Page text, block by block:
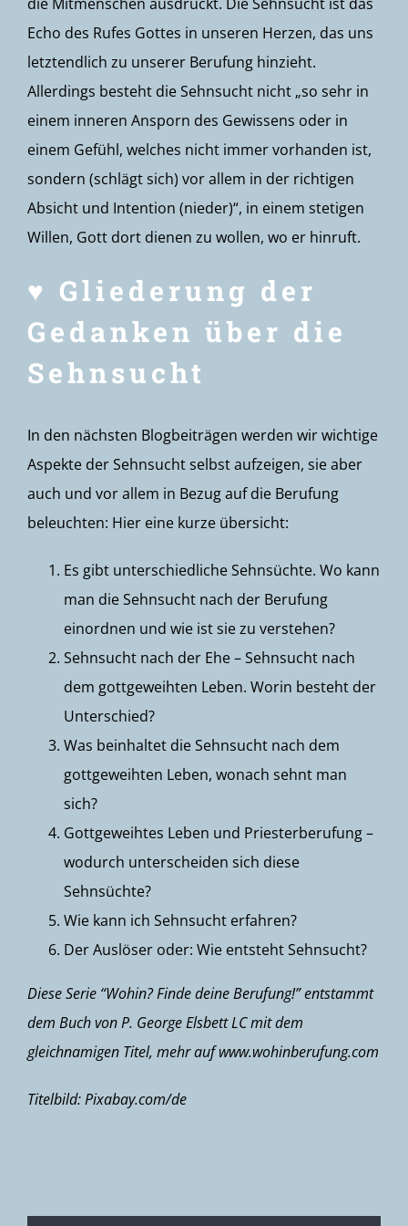
Echo des Rufes Gottes in unseren Herzen, das uns
letztendlich zu unserer Berufung hinzieht.
Allerdings besteht die Sehnsucht nicht „so sehr in
einem inneren Ansporn des Gewissens oder in
einem Gefühl, welches nicht immer vorhanden ist,
sondern (schlägt sich) vor allem in der richtigen
Absicht und Intention (nieder)“, in einem stetigen
Willen, Gott dort dienen zu wollen, wo er hinruft.
♥ Gliederung der
Gedanken über die
Sehnsucht
In den nächsten Blogbeiträgen werden wir wichtige
Aspekte der Sehnsucht selbst aufzeigen, sie aber
auch und vor allem in Bezug auf die Berufung
beleuchten: Hier eine kurze übersicht:
Es gibt unterschiedliche Sehnsüchte. Wo kann
man die Sehnsucht nach der Berufung
einordnen und wie ist sie zu verstehen?
Sehnsucht nach der Ehe – Sehnsucht nach
dem gottgeweihten Leben. Worin besteht der
Unterschied?
Was beinhaltet die Sehnsucht nach dem
gottgeweihten Leben, wonach sehnt man
sich?
Gottgeweihtes Leben und Priesterberufung –
wodurch unterscheiden sich diese
Sehnsüchte?
Wie kann ich Sehnsucht erfahren?
Der Auslöser oder: Wie entsteht Sehnsucht?
Diese Serie “Wohin? Finde deine Berufung!” entstammt
dem Buch von P. George Elsbett LC mit dem
gleichnamigen Titel, mehr auf www.wohinberufung.com
Titelbild: Pixabay.com/de